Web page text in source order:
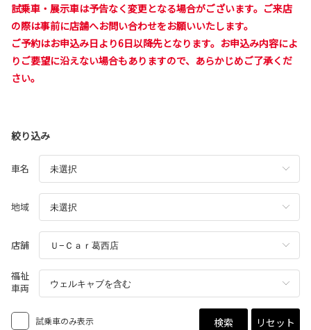
試乗車・展示車は予告なく変更となる場合がございます。ご来店
の際は事前に店舗へお問い合わせをお願いいたします。
ご予約はお申込み日より6日以降先となります。お申込み内容によ
りご要望に沿えない場合もありますので、あらかじめご了承くだ
さい。
絞り込み
車名
地域
店舗
福祉
車両
試乗車のみ表示 検索 リセット